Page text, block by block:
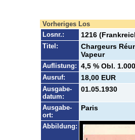
Vorheriges Los
Losnr.:
1216
Titel:
Chargeurs
Vapeur
Auflistung: 4,5 % Obl.
Ausruf: 18,00 EUR
Ausgabe-
datum:
01.05.1930
Ausgabe-
ort:
Paris
Abbildung: